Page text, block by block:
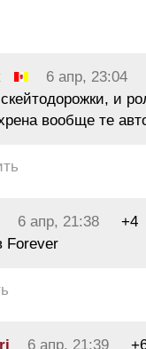
6 апр, 23:04
и
вообще те
6 апр, 21:38
+4
Forever
6 апр, 21:39